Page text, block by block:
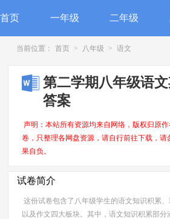
首页 一年级 二年级
当前位置： 首页 > 八年级 > 语文
第二学期八年级语
答案
声明：本站所有资源均来自网络，版权归原
卷，只整理各网盘资源，请自行前往下载，请
果自负。
试卷简介
这份试卷包含了八年级学生的语文知识积累
以及作文四大板块。其中，语文知识积累部